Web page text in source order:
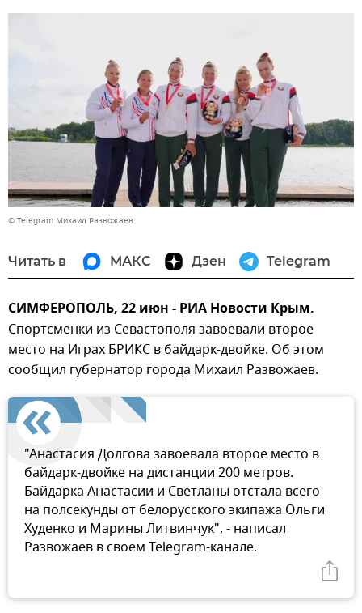
© Telegram Михаил Развожаев
Читать в МАКС Дзен Telegram
СИМФЕРОПОЛЬ, 22 июн - РИА Новости Крым.
Спортсменки из Севастополя завоевали второе
место на Играх БРИКС в байдарк-двойке. Об этом
сообщил губернатор города Михаил Развожаев.
"Анастасия Долгова завоевала второе место в
байдарк-двойке на дистанции 200 метров.
Байдарка Анастасии и Светланы отстала всего
на полсекунды от белорусского экипажа Ольги
Худенко и Марины Литвинчук", - написал
Развожаев в своем Telegram-канале.